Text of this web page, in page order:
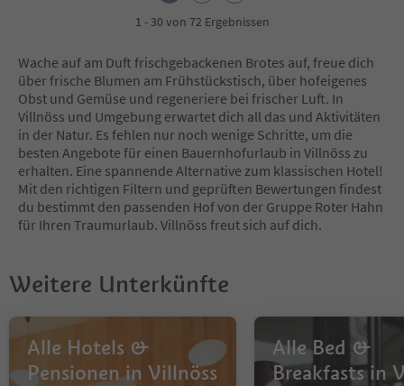
1 - 30 von 72 Ergebnissen
Wache auf am Duft frischgebackenen Brotes auf, freue dich
über frische Blumen am Frühstückstisch, über hofeigenes
Obst und Gemüse und regeneriere bei frischer Luft. In
Villnöss und Umgebung erwartet dich all das und Aktivitäten
in der Natur. Es fehlen nur noch wenige Schritte, um die
besten Angebote für einen Bauernhofurlaub in Villnöss zu
erhalten. Eine spannende Alternative zum klassischen Hotel!
Mit den richtigen Filtern und geprüften Bewertungen findest
du bestimmt den passenden Hof von der Gruppe Roter Hahn
für Ihren Traumurlaub. Villnöss freut sich auf dich.
Weitere Unterkünfte
Alle Hotels &
Pensionen in Villnöss
Alle Bed &
Breakfasts in